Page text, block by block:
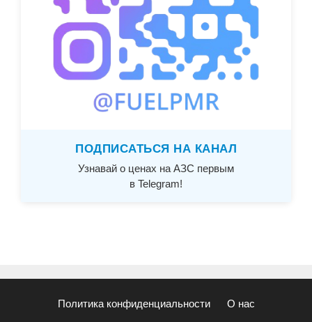
ПОДПИСАТЬСЯ НА КАНАЛ
Узнавай о ценах на АЗС первым
в Telegram!
Политика конфиденциальности О нас